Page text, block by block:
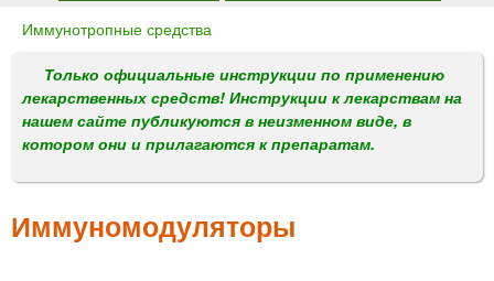
а
о
е
м
е
Вы
здесь
Иммунотропные средства
Только официальные инструкции по применению
лекарственных средств! Инструкции к лекарствам на
нашем сайте публикуются в неизменном виде, в
котором они и прилагаются к препаратам.
Иммуномодуляторы